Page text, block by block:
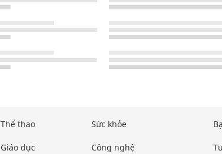
Thể thao
Giáo dục
Sức khỏe
Công nghệ